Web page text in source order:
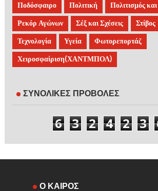
Ποδόσφαιρο Πολιτική Πολιτισμός και
Ρεκόρ Αγώνων Σέξ και Σχέσεις Στίβος
Τεχνολογία Υγεία Φωτορεπορτάζ
Χειροσφαίριση(ΧΑΝΤΜΠΟΛ)
ΣΥΝΟΛΙΚΕΣ ΠΡΟΒΟΛΕΣ
6 3 2 4 2 3
Ο ΚΑΙΡΟΣ